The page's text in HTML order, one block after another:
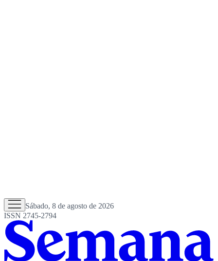
Sábado, 8 de agosto de 2026
ISSN 2745-2794